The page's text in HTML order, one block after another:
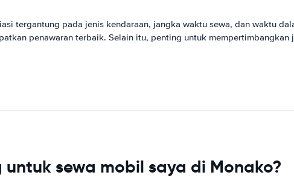
tergantung pada jenis kendaraan, jangka waktu sewa, dan waktu
penawaran terbaik. Selain itu, penting untuk
sewa mobil saya di Monako?